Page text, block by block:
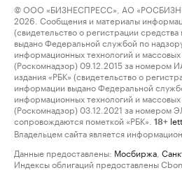
© ООО «БИЗНЕСПРЕСС», АО
2026. Сообщения и материалы
(свидетельство о регистрации
выдано Федеральной службой по
информационных технологий и
(Роскомнадзор) 09.12.2015 за номером
издания «РБК» (свидетельство о
информации выдано Федеральной
информационных технологий и
(Роскомнадзор) 03.12.2021 за номером
сопровождаются пометкой «РБК».
18+
Владельцем сайта является
Данные предоставлены: Мосбиржа
Индексы облигаций предоставлены